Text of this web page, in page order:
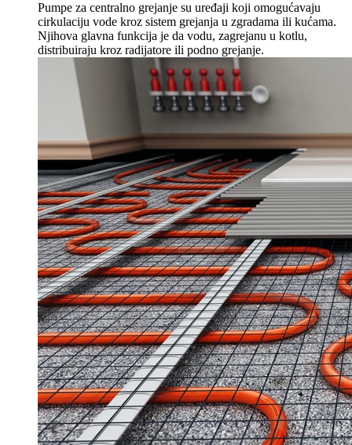
Pumpe za centralno grejanje su uređaji koji omogućavaju
cirkulaciju vode kroz sistem grejanja u zgradama ili kućama.
Njihova glavna funkcija je da vodu, zagrejanu u kotlu,
distribuiraju kroz radijatore ili podno grejanje.